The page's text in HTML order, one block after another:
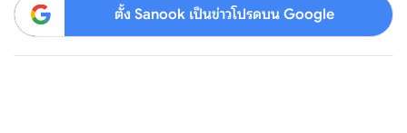
ตั้ง Sanook เป็นข่าวโปรดบน Google